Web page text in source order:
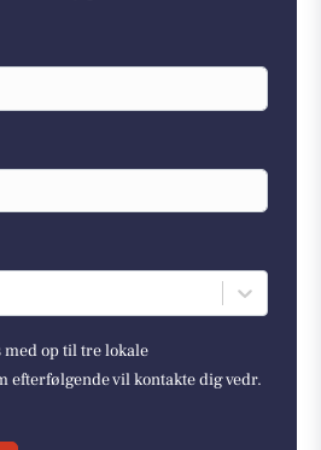
op til tre lokale
efterfølgende vil kontakte dig vedr.